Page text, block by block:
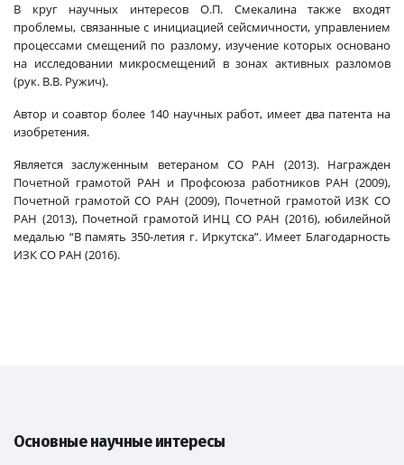
В круг научных интересов О.П. Смекалина также входят
проблемы, связанные с инициацией сейсмичности, управлением
процессами смещений по разлому, изучение которых основано
на исследовании микросмещений в зонах активных разломов
(рук. В.В. Ружич).
Автор и соавтор более 140 научных работ, имеет два патента на
изобретения.
Является заслуженным ветераном СО РАН (2013). Награжден
Почетной грамотой РАН и Профсоюза работников РАН (2009),
Почетной грамотой СО РАН (2009), Почетной грамотой ИЗК СО
РАН (2013), Почетной грамотой ИНЦ СО РАН (2016), юбилейной
медалью “В память 350-летия г. Иркутска”. Имеет Благодарность
ИЗК СО РАН (2016).
Основные научные интересы